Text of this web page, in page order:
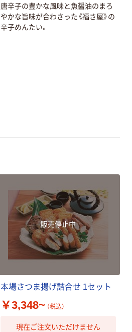
唐辛子の豊かな風味と魚醤油のまろ
やかな旨味が合わさ った 《福さ屋》の
辛子めんたい。
販売停止中
本場さつ ま揚げ詰合せ 1セ ッ ト
￥3,348~ （税込）
現在ご注文いただけません